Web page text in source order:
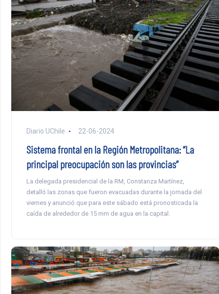
Diario UChile 22-06-2024
Sistema frontal en la Región Metropolitana: “La
principal preocupación son las provincias”
La delegada presidencial de la RM, Constanza Martínez,
detalló las zonas que fueron evacuadas durante la jornada del
viernes y anunció que para este sábado está pronosticada la
caída de alrededor de 15 mm de agua en la capital.